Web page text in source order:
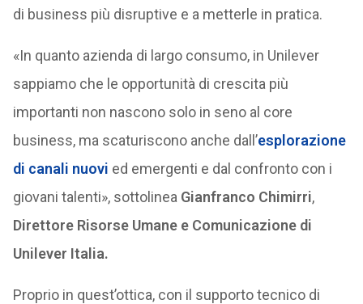
di business più disruptive e a metterle in pratica.
«In quanto azienda di largo consumo, in Unilever
sappiamo che le opportunità di crescita più
importanti non nascono solo in seno al core
business, ma scaturiscono anche dall’esplorazione
di canali nuovi ed emergenti e dal confronto con i
giovani talenti», sottolinea Gianfranco Chimirri,
Direttore Risorse Umane e Comunicazione di
Unilever Italia.
Proprio in quest’ottica, con il supporto tecnico di